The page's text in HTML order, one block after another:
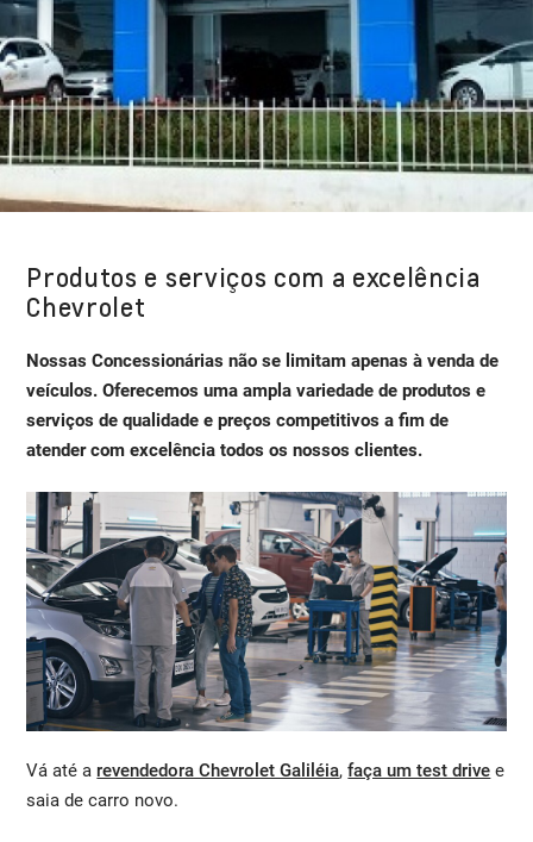
Produtos e serviços com a excelência
Chevrolet
Nossas Concessionárias não se limitam apenas à venda de
veículos. Oferecemos uma ampla variedade de produtos e
serviços de qualidade e preços competitivos a fim de
atender com excelência todos os nossos clientes.
Vá até a revendedora Chevrolet Galiléia,faça um test drive e
saia de carro novo.